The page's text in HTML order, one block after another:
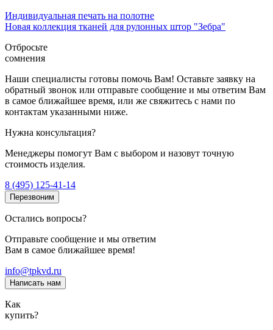
Индивидуальная печать на полотне
Новая коллекция тканей для рулонных штор "Зебра"
Отбросьте
сомнения
Наши специалисты готовы помочь Вам! Оставьте заявку на
обратный звонок или отправьте сообщение и мы ответим Вам
в самое ближайшее время, или же свяжитесь с нами по
контактам указанными ниже.
Нужна консультация?
Менеджеры помогут Вам с выбором и назовут точную
стоимость изделия.
8 (495) 125-41-14
Перезвоним
Остались вопросы?
Отправьте сообщение и мы ответим
Вам в самое ближайшее время!
info@tpkvd.ru
Написать нам
Как
купить?